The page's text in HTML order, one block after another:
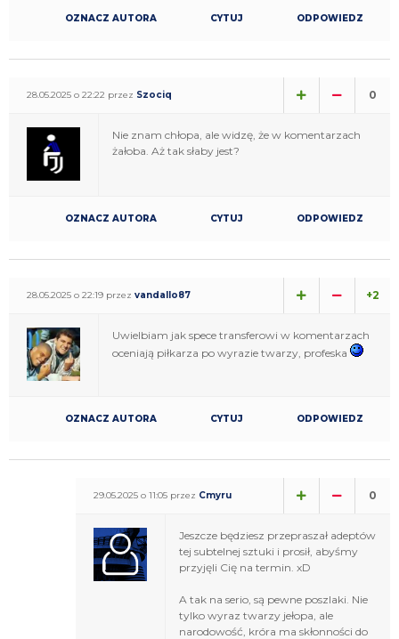
OZNACZ AUTORA CYTUJ ODPOWIEDZ
28.05.2025 o 22:22 przez Szociq 0
Nie znam chłopa, ale widzę, że w komentarzach
żałoba. Aż tak słaby jest?
OZNACZ AUTORA CYTUJ ODPOWIEDZ
28.05.2025 o 22:19 przez vandallo87 +2
Uwielbiam jak spece transferowi w komentarzach
oceniają piłkarza po wyrazie twarzy, profeska
OZNACZ AUTORA CYTUJ ODPOWIEDZ
29.05.2025 o 11:05 przez Cmyru 0
Jeszcze będziesz przepraszał adeptów
tej subtelnej sztuki i prosił, abyśmy
przyjęli Cię na termin. xD
A tak na serio, są pewne poszlaki. Nie
tylko wyraz twarzy jełopa, ale
narodowość, króra ma skłonności do